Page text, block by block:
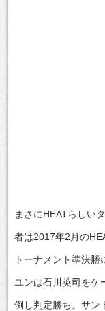
まさにHEATらしい
者は2017年2月の
トーナメント準決
ユンは石川英司をケ
倒し判定勝ち。サン